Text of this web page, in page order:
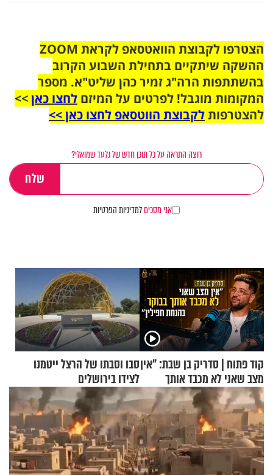
הצטרפו לקבוצת הוואטסאפ לקראת ZOOM
ההשקה שיתקיים בתחילת השבוע הקרוב
בהשתתפות הרה"ג זמיר כהן שליט"א. מספר
המקומות מוגבל! לפרטים על המיזם לחצו כאן>>
להצטרפותלקבוצת הווטסאפ לחצו כאן >>
רוצה התראה על כל תוכן חדש של גלעד שמואלי?
אני מסכיםלמדיניות הפרטיות
קוד פתוח | סדריק בן שבת: "אין
מצב שאני לא מכבד אותך
בבוקר בהנחת תפילין"
סבו וסבתו של הרצל ייטמנו
לצידו בירושלים